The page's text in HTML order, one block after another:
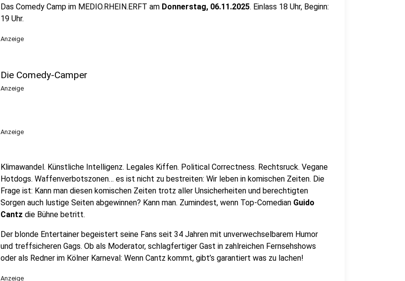
Das Comedy Camp im MEDIO.RHEIN.ERFT am Donnerstag, 06.11.2025. Einlass 18 Uhr, Beginn:
19 Uhr.
Anzeige
Die Comedy-Camper
Anzeige
Anzeige
Klimawandel. Künstliche Intelligenz. Legales Kiffen. Political Correctness. Rechtsruck. Vegane
Hotdogs. Waffenverbotszonen… es ist nicht zu bestreiten: Wir leben in komischen Zeiten. Die
Frage ist: Kann man diesen komischen Zeiten trotz aller Unsicherheiten und berechtigten
Sorgen auch lustige Seiten abgewinnen? Kann man. Zumindest, wenn Top-Comedian Guido
Cantz die Bühne betritt.
Der blonde Entertainer begeistert seine Fans seit 34 Jahren mit unverwechselbarem Humor
und treffsicheren Gags. Ob als Moderator, schlagfertiger Gast in zahlreichen Fernsehshows
oder als Redner im Kölner Karneval: Wenn Cantz kommt, gibt’s garantiert was zu lachen!
Anzeige